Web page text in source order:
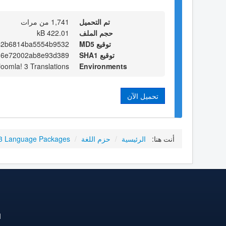
تم التحميل
1,741 من مرات
حجم الملف
422.01 kB
توقيع MD5
توقيع SHA1
Environments
3 Translations
تحميل الآن
أنت هنا: الرئيسية / حزم اللغة /
Language Packages